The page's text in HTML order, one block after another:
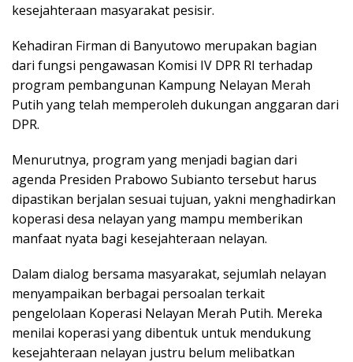
kesejahteraan masyarakat pesisir.
Kehadiran Firman di Banyutowo merupakan bagian
dari fungsi pengawasan Komisi IV DPR RI terhadap
program pembangunan Kampung Nelayan Merah
Putih yang telah memperoleh dukungan anggaran dari
DPR.
Menurutnya, program yang menjadi bagian dari
agenda Presiden Prabowo Subianto tersebut harus
dipastikan berjalan sesuai tujuan, yakni menghadirkan
koperasi desa nelayan yang mampu memberikan
manfaat nyata bagi kesejahteraan nelayan.
Dalam dialog bersama masyarakat, sejumlah nelayan
menyampaikan berbagai persoalan terkait
pengelolaan Koperasi Nelayan Merah Putih. Mereka
menilai koperasi yang dibentuk untuk mendukung
kesejahteraan nelayan justru belum melibatkan